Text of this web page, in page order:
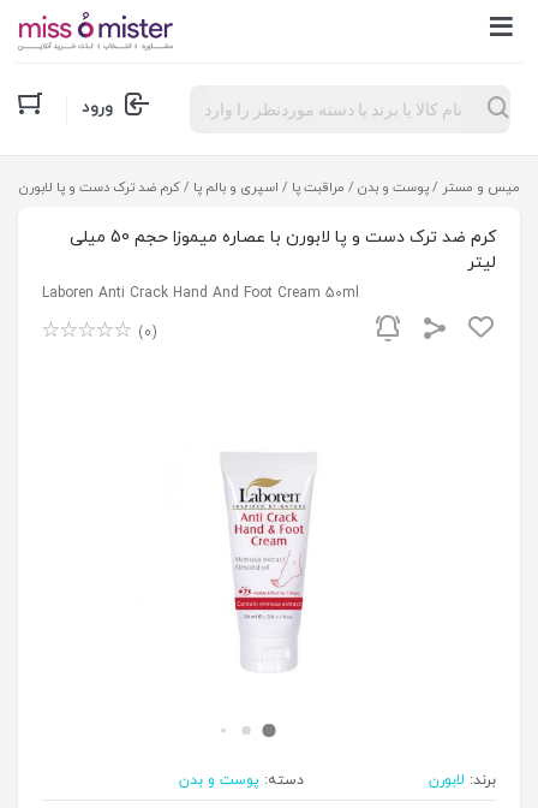
Products
search ورود
میس و مستر /پوست و بدن / مراقبت پا / اسپری و بالم پا / کرم ضد ترک دست و پا لابورن با عصاره
کرم ضد ترک دست و پا لابورن با عصاره میموزا حجم 50 میلی
لیتر
Laboren Anti Crack Hand And Foot Cream 50ml
(0)
برند: لابورن دسته: پوست و بدن